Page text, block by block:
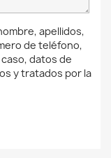
apellidos,
de teléfono,
datos de
y tratados por la